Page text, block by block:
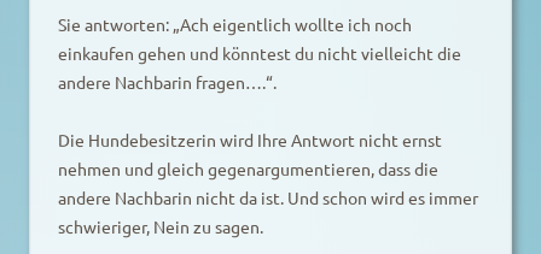
Sie antworten: „Ach eigentlich wollte ich noch
einkaufen gehen und könntest du nicht vielleicht die
andere Nachbarin fragen….“.
Die Hundebesitzerin wird Ihre Antwort nicht ernst
nehmen und gleich gegenargumentieren, dass die
andere Nachbarin nicht da ist. Und schon wird es immer
schwieriger, Nein zu sagen.